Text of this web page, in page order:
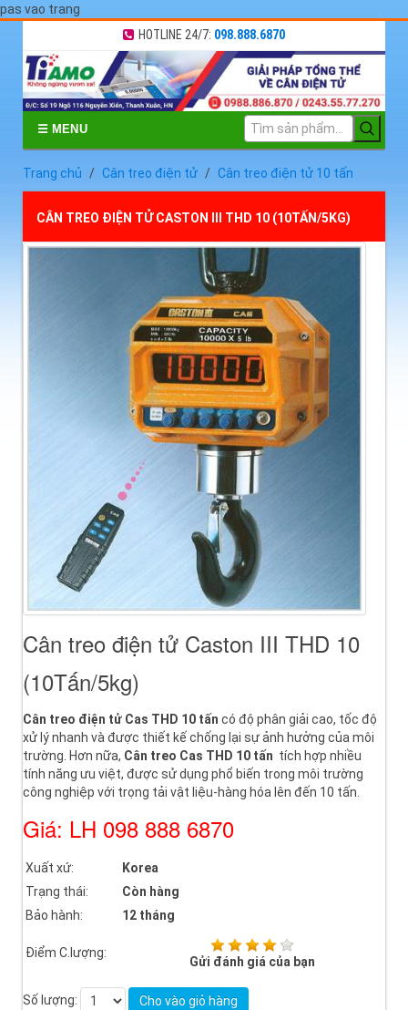
pas vao trang
HOTLINE 24/7: 098.888.6870
☰ MENU
Trang chủ Cân treo điện tử Cân treo điện tử 10 tấn
CÂN TREO ĐIỆN TỬ CASTON III THD 10 (10TẤN/5KG)
Cân treo điện tử Caston III THD 10
(10Tấn/5kg)
Cân treo điện tử Cas THD 10 tấn có độ phân giải cao, tốc độ
xử lý nhanh và được thiết kế chống lại sự ảnh hưởng của môi
trường. Hơn nữa, Cân treo Cas THD 10 tấn tích hợp nhiều
tính năng ưu việt, được sử dụng phổ biến trong môi trường
công nghiệp với trọng tải vật liệu-hàng hóa lên đến 10 tấn.
Giá: LH 098 888 6870
Xuất xứ:
Korea
Trạng thái:
Còn hàng
Bảo hành:
12 tháng
Điểm C.lượng:
Gửi đánh giá của bạn
Số lượng: Cho vào giỏ hàng